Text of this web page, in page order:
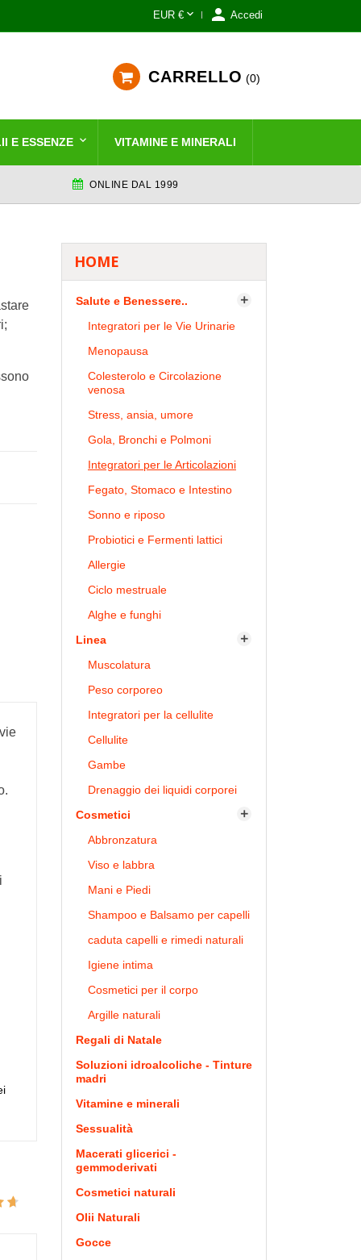
EUR €  Accedi
CARRELLO 0
E ESSENZE VITAMINE E MINERALI
ONLINE DAL 1999
HOME
Salute e Benessere.. 
Integratori per le Vie Urinarie
Menopausa
Colesterolo e Circolazione
venosa
Stress, ansia, umore
Gola, Bronchi e Polmoni
Integratori per le Articolazioni
Fegato, Stomaco e Intestino
Sonno e riposo
Probiotici e Fermenti lattici
Allergie
Ciclo mestruale
Alghe e funghi
Linea

Muscolatura
Peso corporeo
Integratori per la cellulite
Cellulite
Gambe
Drenaggio dei liquidi corporei
Cosmetici

Abbronzatura
Viso e labbra
Mani e Piedi
Shampoo e Balsamo per capelli
caduta capelli e rimedi naturali
Igiene intima
Cosmetici per il corpo
Argille naturali
Regali di Natale
Soluzioni idroalcoliche - Tinture
madri
Vitamine e minerali
Sessualità
Macerati glicerici -
gemmoderivati
Cosmetici naturali
Olii Naturali
Gocce